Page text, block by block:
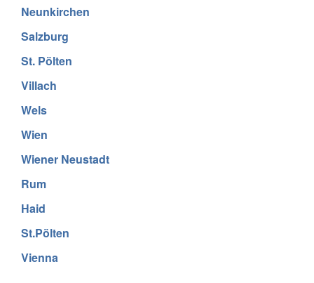
Neunkirchen
Salzburg
St. Pölten
Villach
Wels
Wien
Wiener Neustadt
Rum
Haid
St.Pölten
Vienna